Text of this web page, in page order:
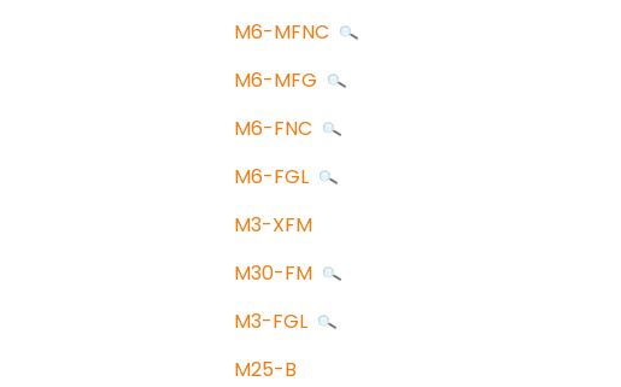
M6-MFNC
M6-MFG
M6-FNC
M6-FGL
M3-XFM
M30-FM
M3-FGL
M25-B